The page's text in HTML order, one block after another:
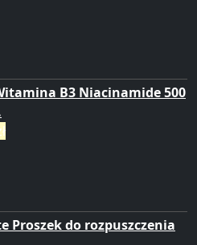
B3 Niacinamide 500
Proszek do rozpuszczenia